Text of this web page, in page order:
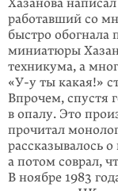
Хазанова
работавший со
быстро обогнала
миниатюры
техникума, а
«У-у ты какая!»
Впрочем, спустя
в опалу. Это
прочитал
рассказывалось
а потом соврал,
В ноябре 1983